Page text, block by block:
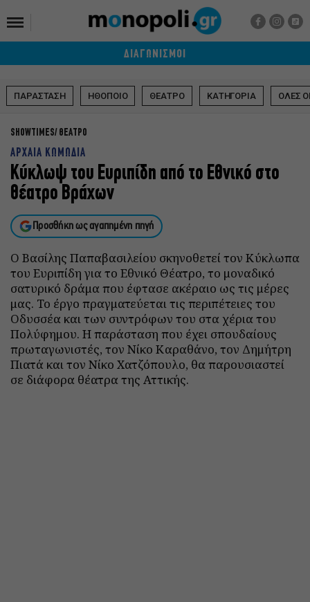
ΔΙΑΓΩΝΙΣΜΟΙ
ΠΑΡΑΣΤΑΣΗ ΗΘΟΠΟΙΟ ΘΕΑΤΡΟ ΚΑΤΗΓΟΡΙΑ ΟΛΕΣ
SHOWTIMES ΘΕΑΤΡΟ
ΑΡΧΑΙΑ ΚΩΜΩΔΙΑ
Κύκλωψ του Ευριπίδη από το Εθνικό στο
θέατρο Βράχων
Προσθήκη ως αγαπημένη πηγή
Ο Βασίλης Παπαβασιλείου σκηνοθετεί τον Κύκλωπα
του Ευριπίδη για το Εθνικό Θέατρο, το μοναδικό
σατυρικό δράμα που έφτασε ακέραιο ως τις μέρες
μας. Το έργο πραγματεύεται τις περιπέτειες του
Οδυσσέα και των συντρόφων του στα χέρια του
Πολύφημου. Η παράσταση που έχει σπουδαίους
πρωταγωνιστές, τον Νίκο Καραθάνο, τον Δημήτρη
Πιατά και τον Νίκο Χατζόπουλο, θα παρουσιαστεί
σε διάφορα θέατρα της Αττικής.